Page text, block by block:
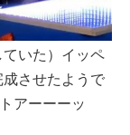
いた）イッペ
させたようで
アーーーッ